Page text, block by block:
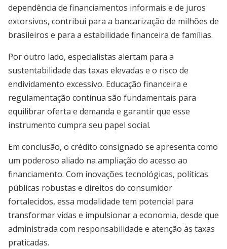
dependência de financiamentos informais e de juros
extorsivos, contribui para a bancarização de milhões de
brasileiros e para a estabilidade financeira de famílias.
Por outro lado, especialistas alertam para a
sustentabilidade das taxas elevadas e o risco de
endividamento excessivo. Educação financeira e
regulamentação contínua são fundamentais para
equilibrar oferta e demanda e garantir que esse
instrumento cumpra seu papel social.
Em conclusão, o crédito consignado se apresenta como
um poderoso aliado na ampliação do acesso ao
financiamento. Com inovações tecnológicas, políticas
públicas robustas e direitos do consumidor
fortalecidos, essa modalidade tem potencial para
transformar vidas e impulsionar a economia, desde que
administrada com responsabilidade e atenção às taxas
praticadas.